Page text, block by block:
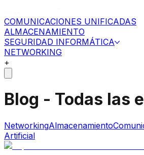
COMUNICACIONES UNIFICADAS
ALMACENAMIENTO
SEGURIDAD INFORMÁTICA
NETWORKING
+
Blog - Todas las
NetworkingAlmacenamiento
Artificial